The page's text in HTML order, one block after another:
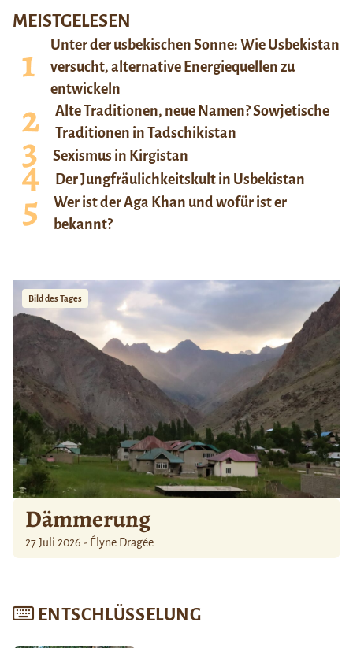
MEISTGELESEN
Unter der usbekischen Sonne: Wie Usbekistan
versucht, alternative Energiequellen zu
entwickeln
Alte Traditionen, neue Namen? Sowjetische
Traditionen in Tadschikistan
Sexismus in Kirgistan
Der Jungfräulichkeitskult in Usbekistan
Wer ist der Aga Khan und wofür ist er
bekannt?
Bild des Tages
Dämmerung
27 Juli 2026 - Élyne Dragée
ENTSCHLÜSSELUNG